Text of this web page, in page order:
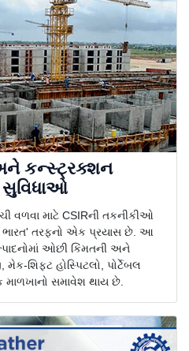
કન્સ્ટ્રક્શન
સુવિધાઓ
વળવા માટે CSIRની તકનીકીઓ
તરફનો એક પ્રયાસ છે. આ
ઓછી કિંમતની અને
શિફ્ટ હોસ્પિટલો, પોર્ટેબલ
માળખાનો સમાવેશ થાય છે.